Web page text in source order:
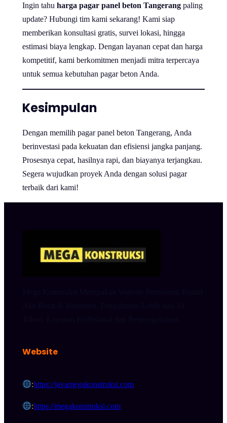
Ingin tahu harga pagar panel beton Tangerang paling
update? Hubungi tim kami sekarang! Kami siap
memberikan konsultasi gratis, survei lokasi, hingga
estimasi biaya lengkap. Dengan layanan cepat dan harga
kompetitif, kami berkomitmen menjadi mitra terpercaya
untuk semua kebutuhan pagar beton Anda.
Kesimpulan
Dengan memilih pagar panel beton Tangerang, Anda
berinvestasi pada kekuatan dan efisiensi jangka panjang.
Prosesnya cepat, hasilnya rapi, dan biayanya terjangkau.
Segera wujudkan proyek Anda dengan solusi pagar
terbaik dari kami!
Website
:https://javamegakonstruksi.com
:https://megakonstruksi.com